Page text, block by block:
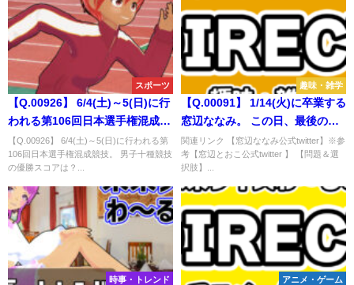
スポーツ
【Q.00926】 6/4(土)～5(日)に行
われる第106回日本選手権混成競
技。 男子十種競技の優勝スコア
は？
【Q.00926】 6/4(土)～5(日)に行われる第
106回日本選手権混成競技。 男子十種競技
の優勝スコアは？...
趣味・雑学
【Q.00091】 1/14(火)に卒業する
窓辺ななみ。 この日、最後のツ
イートに含まれる単語は？
関連リンク 【窓辺ななみ公式twitter】※参
考【窓辺とおこ公式twitter 】 【問題＆選
択肢】...
時事・トレンド アニメ・ゲーム